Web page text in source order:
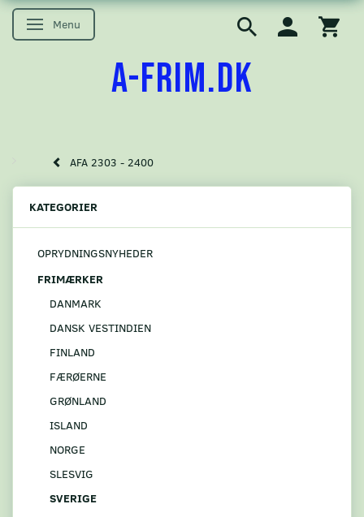
Skifte navigation
Menu
A-FRIM.DK
AFA 2303 - 2400
KATEGORIER
OPRYDNINGSNYHEDER
FRIMÆRKER
DANMARK
DANSK VESTINDIEN
FINLAND
FÆRØERNE
GRØNLAND
ISLAND
NORGE
SLESVIG
SVERIGE